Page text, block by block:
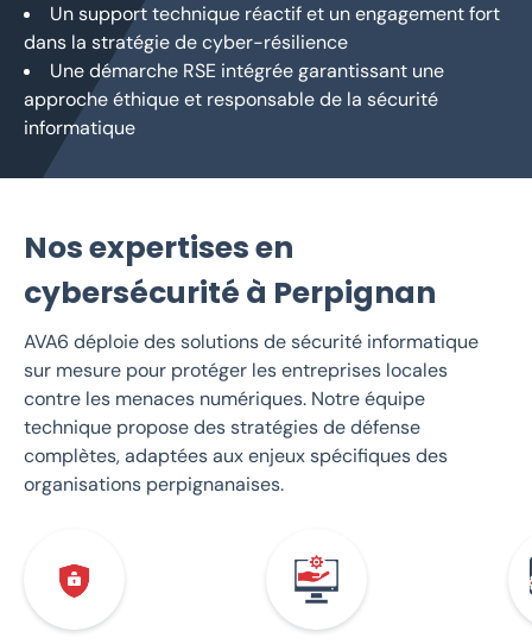
Un support technique réactif et un engagement fort
dans la stratégie de cyber-résilience
Une démarche RSE intégrée garantissant une
approche éthique et responsable de la sécurité
informatique
Nos expertises en
cybersécurité à Perpignan
AVA6 déploie des solutions de sécurité informatique
sur mesure pour protéger les entreprises locales
contre les menaces numériques. Notre équipe
technique propose des stratégies de défense
complètes, adaptées aux enjeux spécifiques des
organisations perpignanaises.